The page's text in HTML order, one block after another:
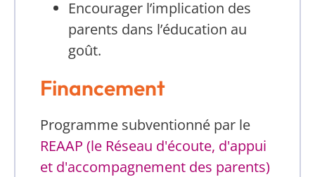
Encourager l’implication des
parents dans l’éducation au
goût.
Financement
Programme subventionné par le
REAAP (le Réseau d'écoute, d'appui
et d'accompagnement des parents)